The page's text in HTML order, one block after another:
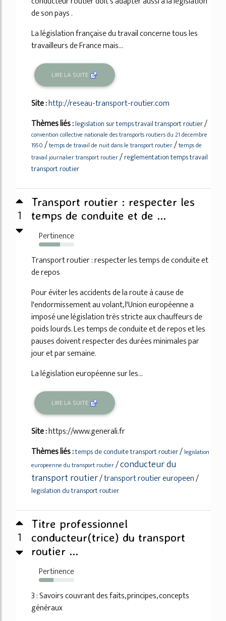
de son pays .
La législation française du travail concerne tous les
travailleurs de France mais...
LIRE LA SUITE
Site :http://reseau-transport-routier.com
Thèmes liés :legislation sur temps travail transport routier/
convention collective nationale des transports routiers du 21 decembre
1950 /temps de travail de nuit dans le transport routier/temps de
travail journalier transport routier/reglementation temps travail
transport routier
1
Transport routier : respecter les
temps de conduite et de ...
Pertinence
60%
Transport routier : respecter les temps de conduite et
de repos
Pour éviter les accidents de la route à cause de
l'endormissement au volant, l'Union européenne a
imposé une législation très stricte aux chauffeurs de
poids lourds. Les temps de conduite et de repos et les
pauses doivent respecter des durées minimales par
jour et par semaine.
La législation européenne sur les...
LIRE LA SUITE
Site :https://www.generali.fr
Thèmes liés :temps de conduite transport routier/ legislation
europeenne du transport routier/conducteur du
transport routier/transport routier europeen/
legislation du transport routier
1
Titre professionnel
conducteur(trice) du transport
routier ...
Pertinence
41%
3 : Savoirs couvrant des faits, principes, concepts
généraux